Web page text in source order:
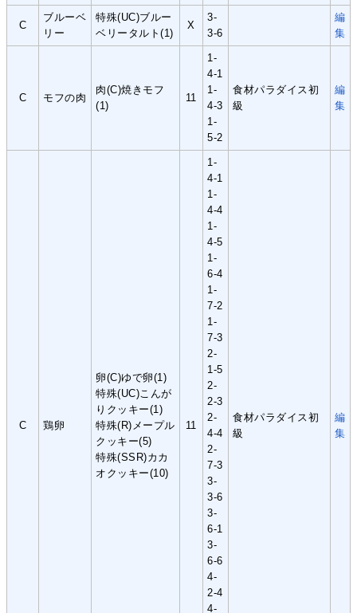
C
ブルーベ
リー
特殊(UC)ブルー
ベリータルト(1)
X
3-
3-6
編
集
C モフの肉
肉(C)焼きモフ
(1)
11
1-
4-1
1-
4-3
1-
5-2
食材パラダイス初
級
編
集
C 鶏卵
卵(C)ゆで卵(1)
特殊(UC)こんが
りクッキー(1)
特殊(R)メープル
クッキー(5)
特殊(SSR)カカ
オクッキー(10)
11
1-
4-1
1-
4-4
1-
4-5
1-
6-4
1-
7-2
1-
7-3
2-
1-5
2-
2-3
2-
4-4
2-
7-3
3-
3-6
3-
6-1
3-
6-6
4-
2-4
4-
食材パラダイス初
級
編
集